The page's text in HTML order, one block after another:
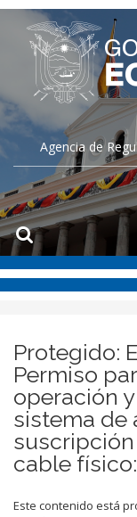
Agencia de
Protegido:
Permiso
operación
sistema de
cable físico:
Este contenido está